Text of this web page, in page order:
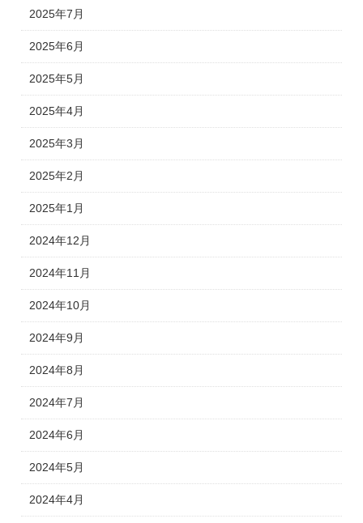
2025年7月
2025年6月
2025年5月
2025年4月
2025年3月
2025年2月
2025年1月
2024年12月
2024年11月
2024年10月
2024年9月
2024年8月
2024年7月
2024年6月
2024年5月
2024年4月